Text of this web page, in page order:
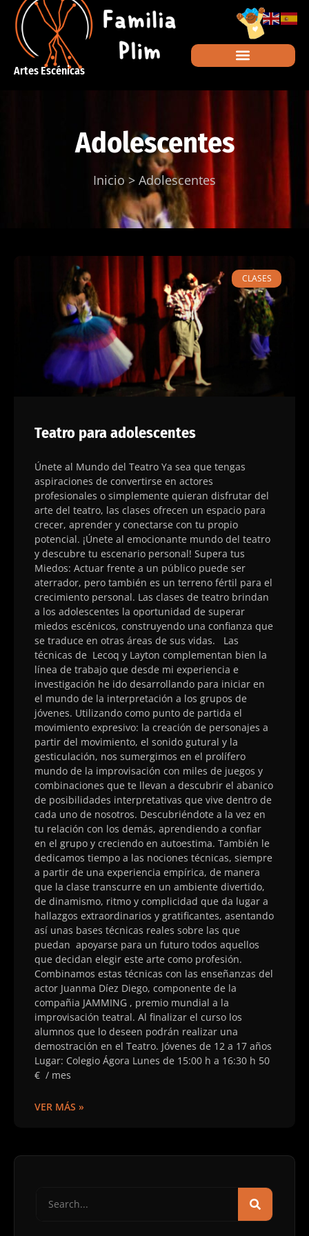
Artes Escénicas
Adolescentes
Inicio > Adolescentes
CLASES
Teatro para adolescentes
Únete al Mundo del Teatro Ya sea que tengas
aspiraciones de convertirse en actores
profesionales o simplemente quieran disfrutar del
arte del teatro, las clases ofrecen un espacio para
crecer, aprender y conectarse con tu propio
potencial. ¡Únete al emocionante mundo del teatro
y descubre tu escenario personal! Supera tus
Miedos: Actuar frente a un público puede ser
aterrador, pero también es un terreno fértil para el
crecimiento personal. Las clases de teatro brindan
a los adolescentes la oportunidad de superar
miedos escénicos, construyendo una confianza que
se traduce en otras áreas de sus vidas. Las
técnicas de Lecoq y Layton complementan bien la
línea de trabajo que desde mi experiencia e
investigación he ido desarrollando para iniciar en
el mundo de la interpretación a los grupos de
jóvenes. Utilizando como punto de partida el
movimiento expresivo: la creación de personajes a
partir del movimiento, el sonido gutural y la
gesticulación, nos sumergimos en el prolífero
mundo de la improvisación con miles de juegos y
combinaciones que te llevan a descubrir el abanico
de posibilidades interpretativas que vive dentro de
cada uno de nosotros. Descubriéndote a la vez en
tu relación con los demás, aprendiendo a confiar
en el grupo y creciendo en autoestima. También le
dedicamos tiempo a las nociones técnicas, siempre
a partir de una experiencia empírica, de manera
que la clase transcurre en un ambiente divertido,
de dinamismo, ritmo y complicidad que da lugar a
hallazgos extraordinarios y gratificantes, asentando
así unas bases técnicas reales sobre las que
puedan apoyarse para un futuro todos aquellos
que decidan elegir este arte como profesión.
Combinamos estas técnicas con las enseñanzas del
actor Juanma Díez Diego, componente de la
compañia JAMMING , premio mundial a la
improvisación teatral. Al finalizar el curso los
alumnos que lo deseen podrán realizar una
demostración en el Teatro. Jóvenes de 12 a 17 años
Lugar: Colegio Ágora Lunes de 15:00 h a 16:30 h 50
€ / mes
VER MÁS »